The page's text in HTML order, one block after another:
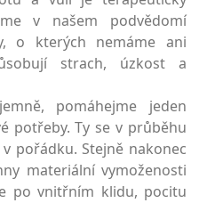
v našem podvědomí
o kterých nemáme ani
strach, úzkost a
pomáhejme jeden
potřeby. Ty se v průběhu
pořádku. Stejně nakonec
materiální vymoženosti
po vnitřním klidu, pocitu